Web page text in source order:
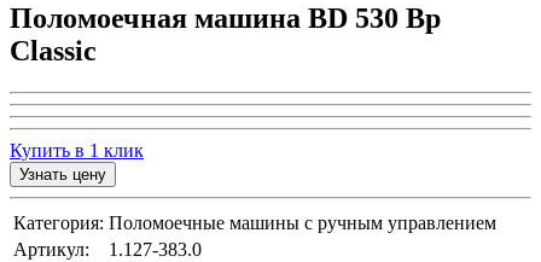
Поломоечная машина BD 530 Bp
Classic
Купить в 1 клик
Узнать цену
Категория: Поломоечные машины с ручным управлением
Артикул:
1.127-383.0